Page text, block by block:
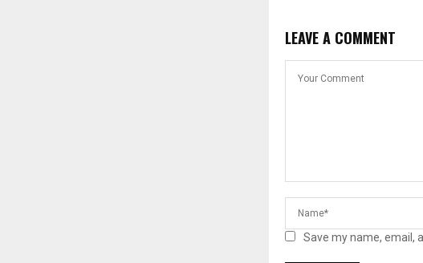
LEAVE A COMMENT
Save my name, email,